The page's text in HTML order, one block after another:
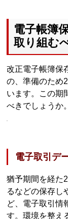
電子帳簿
取り組む
改正電子帳簿保
の、準備のため
います。この期
べきでしょうか。
電子取引デ
猶予期間を経た
るなどの保存し
ど、電子取引情
す。環境を整え